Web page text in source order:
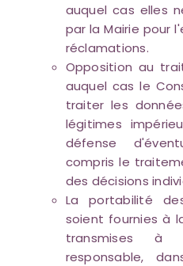
auquel cas elles
par la Mairie pour
réclamations.
Opposition au
auquel cas le
traiter les
légitimes
défense
compris le
des décisions
La portabilité
soient fournies à
transmises à
responsable,